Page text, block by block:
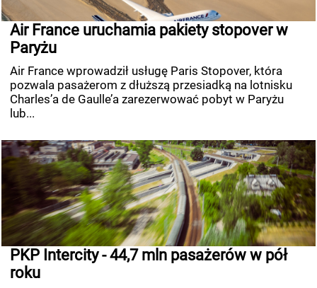
Air France uruchamia pakiety stopover w
Paryżu
Air France wprowadził usługę Paris Stopover, która
pozwala pasażerom z dłuższą przesiadką na lotnisku
Charles’a de Gaulle’a zarezerwować pobyt w Paryżu
lub...
PKP Intercity - 44,7 mln pasażerów w pół
roku